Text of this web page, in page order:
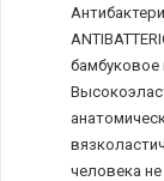
бамбуковое
человека